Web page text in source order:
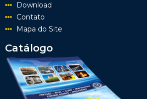
Download
Contato
Mapa do Site
Catálogo